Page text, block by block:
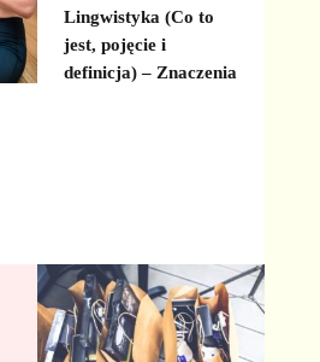
Lingwistyka (Co to
jest, pojęcie i
definicja) – Znaczenia